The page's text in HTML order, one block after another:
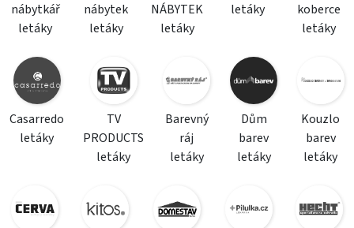
nábytkář
letáky
nábytek
letáky
NÁBYTEK
letáky
letáky
koberce
letáky
Casarredo
letáky
TV
PRODUCTS
letáky
Barevný
ráj
letáky
Dům
barev
letáky
Kouzlo
barev
letáky